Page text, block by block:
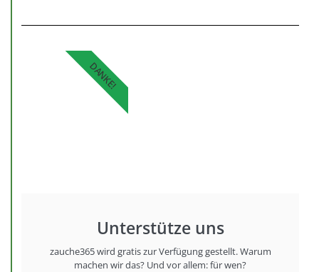
Unterstütze uns
zauche365 wird gratis zur Verfügung gestellt. Warum
machen wir das? Und vor allem: für wen?
DANKE!